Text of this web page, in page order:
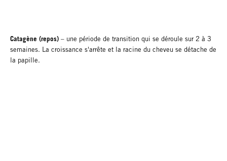
Catagène (repos) – une période de transition qui se déroule sur 2 à 3
semaines. La croissance s'arrête et la racine du cheveu se détache de
la papille.